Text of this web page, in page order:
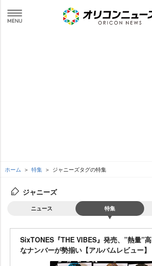
ホーム 特集 ジャニーズタグの特集
ジャニーズ
ニュース 特集
SixTONES『THE VIBES』発売、”熱量”
なナンバーが勢揃い【アルバムレビュー】